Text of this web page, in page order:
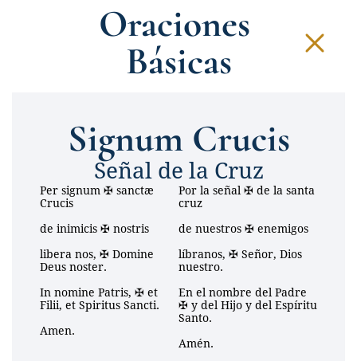
Oraciones
Básicas
Signum Crucis
Señal de la Cruz
Per signum ✠ sanctæ
Crucis
de inimicis ✠ nostris
libera nos, ✠ Domine
Deus noster.
In nomine Patris, ✠ et
Filii, et Spiritus Sancti.
Amen.
Por la señal ✠ de la santa
cruz
de nuestros ✠ enemigos
líbranos, ✠ Señor, Dios
nuestro.
En el nombre del Padre
✠ y del Hijo y del Espíritu
Santo.
Amén.